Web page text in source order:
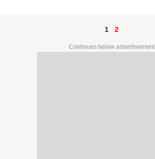
1 2
Continues below advertisement